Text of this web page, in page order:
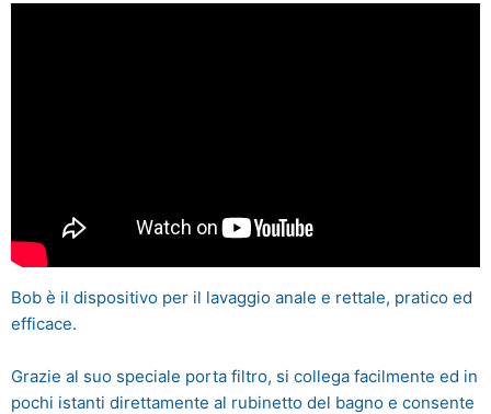
Bob è il dispositivo per il lavaggio anale e rettale, pratico ed
efficace.
Grazie al suo speciale porta filtro, si collega facilmente ed in
pochi istanti direttamente al rubinetto del bagno e consente